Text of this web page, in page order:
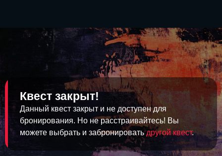
Квест закрыт!
Данный квест закрыт и не доступен для
бронирования. Но не расстраивайтесь! Вы
можете выбрать и забронироватьдругой квест.